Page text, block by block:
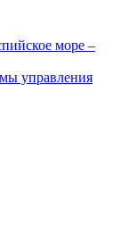
море –
управления